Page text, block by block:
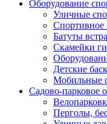
Оборудование
Уличные
Спортивное
Батуты
Скамейки
Детские
Мобильные
Садово-парковое
Перголы,